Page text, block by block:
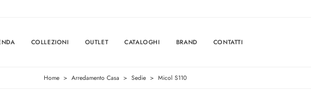
COLLEZIONI OUTLET CATALOGHI BRAND CONTATTI
Home > Arredamento Casa > Sedie > Micol S110